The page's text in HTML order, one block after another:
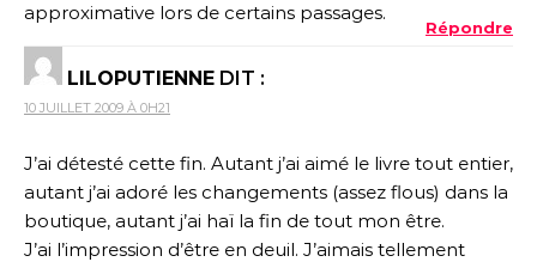
approximative lors de certains passages.
Répondre
LILOPUTIENNE DIT :
10 JUILLET 2009 À 0H21
J’ai détesté cette fin. Autant j’ai aimé le livre tout entier,
autant j’ai adoré les changements (assez flous) dans la
boutique, autant j’ai haï la fin de tout mon être.
J’ai l’impression d’être en deuil. J’aimais tellement